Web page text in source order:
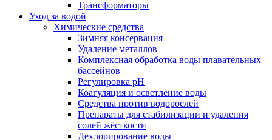
Трансформаторы
Уход за водой
Химические средства
Зимняя консервация
Удаление металлов
Комплексная обработка воды плавательных
бассейнов
Регулировка рH
Коагуляция и осветление воды
Средства против водорослей
Препараты для стабилизации и удаления
солей жёсткости
Дехлорирование воды